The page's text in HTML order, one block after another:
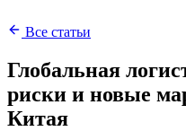
Все статьи
Глобальная
риски и новые
Китая